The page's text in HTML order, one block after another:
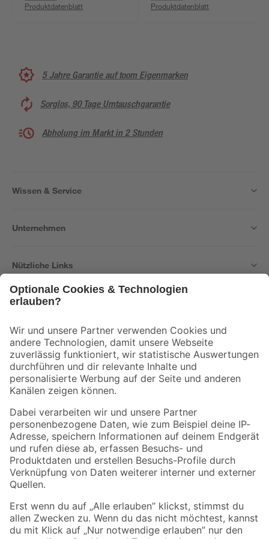
neutralweiß IP 44 18 x
Produktdatenblatt Produktdatenblatt
5 Jahre Garantie auf toom Eigenmarken
Sorglos, 90 Tage Umtauschgarantie
Abholung im Markt in 2 Stunden
Wissen & Service
Unternehmen
Nützliche Links
Der toom Newsletter: Keine Angebote und Aktionen mehr verpassen!
Zur Newsletter Anmeldung
Folge uns
Zahlungsarten Versandarten
Sicher einkaufen
Jetzt die toom-App herunterladen